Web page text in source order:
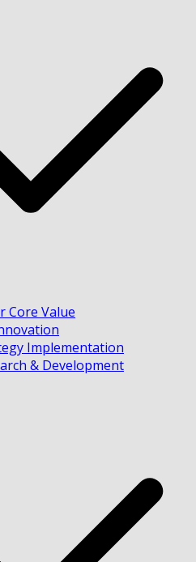
Core Value
Implementation
& Development